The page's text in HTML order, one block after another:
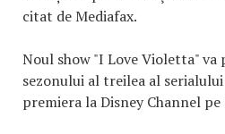
citat de Mediafax.
Noul show "I Love Violetta" va
sezonului al treilea al
premiera la Disney Channel